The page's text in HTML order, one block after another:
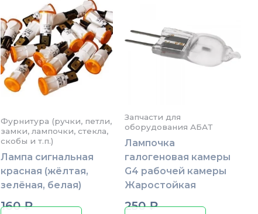
Фурнитура (ручки, петли,
замки, лампочки, стекла,
скобы и т.п.)
Лампа сигнальная
красная (жёлтая,
зелёная, белая)
160₽
Запчасти для
оборудования АБАТ
Лампочка
галогеновая камеры
G4 рабочей камеры
Жаростойкая
250₽